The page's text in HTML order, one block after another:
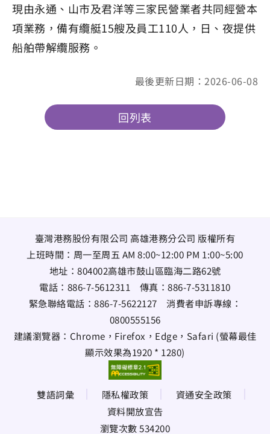
現由永通、山市及君洋等三家民營業者共同經營本
項業務，備有纜艇15艘及員工110人，日、夜提供
船舶帶解纜服務。
最後更新日期：2026-06-08
回列表
臺灣港務股份有限公司 高雄港務分公司 版權所有
上班時間：周一至周五 AM 8:00~12:00 PM 1:00~5:00
地址： 804002高雄市鼓山區臨海二路62號
電話： 886-7-5612311 傳真：886-7-5311810
緊急聯絡電話：886-7-5622127消費者申訴專線：
0800555156
建議瀏覽器：Chrome，Firefox，Edge，Safari (螢幕最佳
顯示效果為1920 * 1280)
雙語詞彙 隱私權政策
資通安全政策
資料開放宣告
瀏覽次數 534200